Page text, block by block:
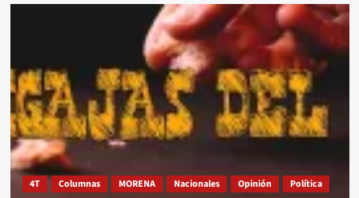
4T Columnas MORENA Nacionales Opinión Política